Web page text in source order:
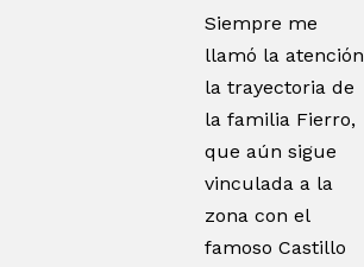
Siempre me
llamó la atención
la trayectoria de
la familia Fierro,
que aún sigue
vinculada a la
zona con el
famoso Castillo